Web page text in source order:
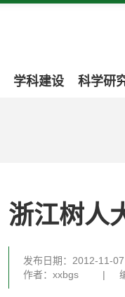
学科建设 科学研
浙江树人
发布日期：2012-11-07
作者：xxbgs
|